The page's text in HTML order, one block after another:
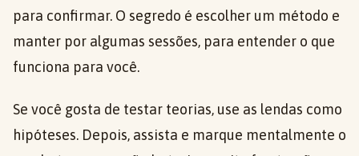
para confirmar. O segredo é escolher um método e
manter por algumas sessões, para entender o que
funciona para você.
Se você gosta de testar teorias, use as lendas como
hipóteses. Depois, assista e marque mentalmente o